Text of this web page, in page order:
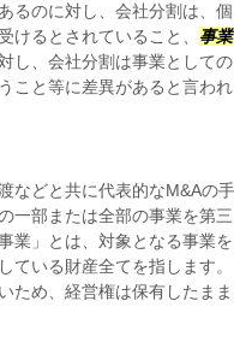
るのに対し、会社分割は、個
けるとされていること、 事業
し、会社分割は事業としての
こと等に差異があると言われ
などと共に代表的なM&Aの手
一部または全部の事業を第三
業」とは、対象となる事業を
ている財産全てを指します。
ため、経営権は保有したまま